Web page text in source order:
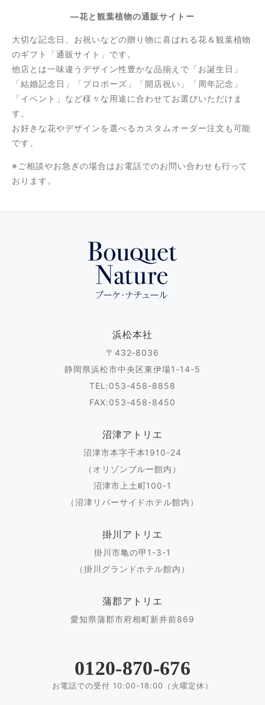
―花と観葉植物の通販サイトー
大切な記念日、お祝いなどの贈り物に喜ばれる花＆観葉植物
のギフト「通販サイト」です。
他店とは一味違うデザイン性豊かな品揃えで「お誕生日」
「結婚記念日」「プロポーズ」「開店祝い」「周年記念」
「イベント」など様々な用途に合わせてお選びいただけま
す。
お好きな花やデザインを選べるカスタムオーダー注文も可能
です。
※ご相談やお急ぎの場合はお電話でのお問い合わせも行って
おります。
浜松本社
〒432-8036
静岡県浜松市中央区東伊場1-14-5
TEL:053-458-8858
FAX:053-458-8450
沼津アトリエ
沼津市本字千本1910-24
（オリゾンブルー館内）
沼津市上土町100-1
（沼津リバーサイドホテル館内）
掛川アトリエ
掛川市亀の甲1-3-1
（掛川グランドホテル館内）
蒲郡アトリエ
愛知県蒲郡市府相町新井前869
0120-870-676
お電話での受付 10:00-18:00（火曜定休）